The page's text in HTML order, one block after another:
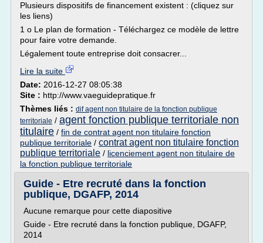
Plusieurs dispositifs de financement existent : (cliquez sur
les liens)
1 o Le plan de formation - Téléchargez ce modèle de lettre
pour faire votre demande.
Légalement toute entreprise doit consacrer...
Lire la suite
Date: 2016-12-27 08:05:38
Site : http://www.vaeguidepratique.fr
Thèmes liés : dif agent non titulaire de la fonction publique
territoriale / agent fonction publique territoriale non
titulaire / fin de contrat agent non titulaire fonction
publique territoriale / contrat agent non titulaire fonction
publique territoriale / licenciement agent non titulaire de
la fonction publique territoriale
Guide - Etre recruté dans la fonction
publique, DGAFP, 2014
Aucune remarque pour cette diapositive
Guide - Etre recruté dans la fonction publique, DGAFP,
2014